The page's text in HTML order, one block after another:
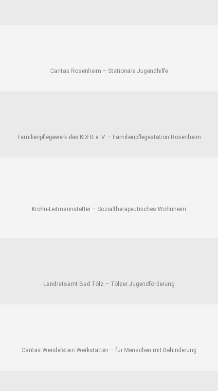
Caritas Rosenheim – Stationäre Jugendhilfe
Familienpflegewerk des KDFB e. V. – Familienpflegestation Rosenheim
Krohn-Leitmannstetter – Sozialtherapeutisches Wohnheim
Landratsamt Bad Tölz – Tölzer Jugendförderung
Caritas Wendelstein Werkstätten – für Menschen mit Behinderung